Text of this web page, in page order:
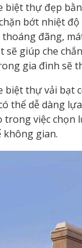
biệt thự đẹp
bớt nhiệt
đãng,
sẽ giúp che
gia đình sẽ
biệt thự vải bạt
thể dễ dàng
trong việc chọn
gian.